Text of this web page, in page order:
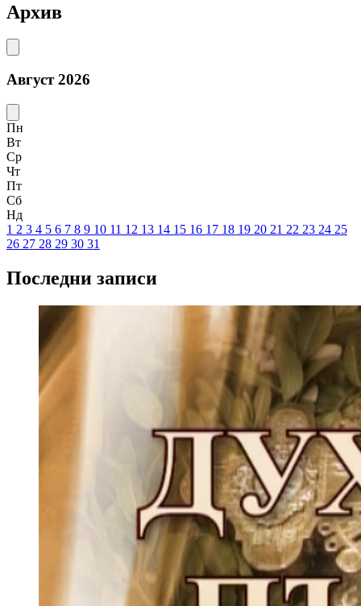
Архив
Август 2026
Пн
Вт
Ср
Чт
Пт
Сб
Нд
1 2 3 4 5 6 7 8 9 10 11 12 13 14 15 16 17 18 19 20 21 22 23 24 25
26 27 28 29 30 31
Последни записи